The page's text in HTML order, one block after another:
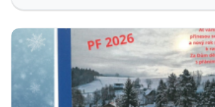
Cílem ankety bylo ocenění
kteří reprezentují jednotlivá města,
Českou republiku na domácí i zahraniční
Podívej se na krátké video z předávání